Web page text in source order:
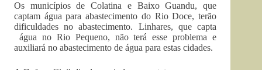
Os municípios de Colatina e Baixo Guandu, que
captam água para abastecimento do Rio Doce, terão
dificuldades no abastecimento. Linhares, que capta
água no Rio Pequeno, não terá esse problema e
auxiliará no abastecimento de água para estas cidades.